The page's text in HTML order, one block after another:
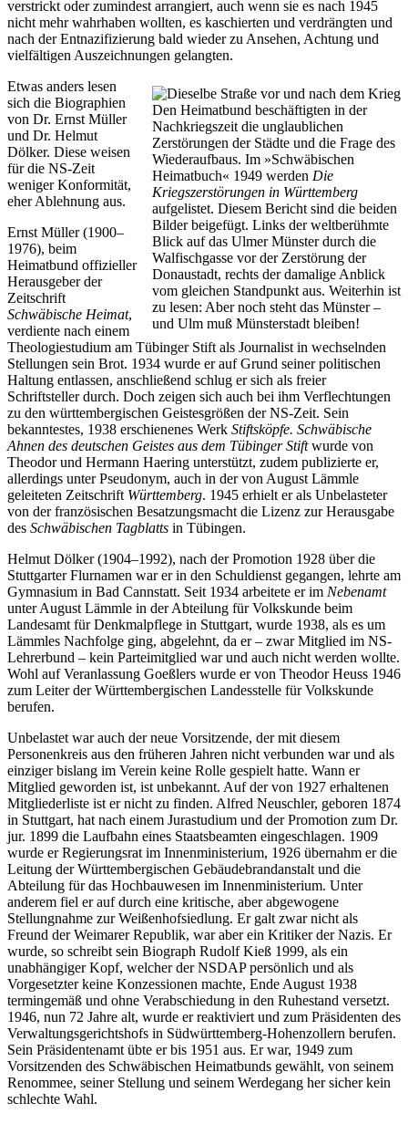
verstrickt oder zumindest arrangiert, auch wenn sie es nach 1945
nicht mehr wahrhaben wollten, es kaschierten und verdrängten und
nach der Entnazifizierung bald wieder zu Ansehen, Achtung und
vielfältigen Auszeichnungen gelangten.
Den Heimatbund beschäftigten in der
Nachkriegszeit die unglaublichen
Zerstörungen der Städte und die Frage des
Wiederaufbaus. Im »Schwäbischen
Heimatbuch« 1949 werden Die
Kriegszerstörungen in Württemberg
aufgelistet. Diesem Bericht sind die beiden
Bilder beigefügt. Links der weltberühmte
Blick auf das Ulmer Münster durch die
Walfischgasse vor der Zerstörung der
Donaustadt, rechts der damalige Anblick
vom gleichen Standpunkt aus. Weiterhin ist
zu lesen: Aber noch steht das Münster –
und Ulm muß Münsterstadt bleiben!
Etwas anders lesen
sich die Biographien
von Dr. Ernst Müller
und Dr. Helmut
Dölker. Diese weisen
für die NS-Zeit
weniger Konformität,
eher Ablehnung aus.
Ernst Müller (1900–
1976), beim
Heimatbund offizieller
Herausgeber der
Zeitschrift
Schwäbische Heimat,
verdiente nach einem
Theologiestudium am Tübinger Stift als Journalist in wechselnden
Stellungen sein Brot. 1934 wurde er auf Grund seiner politischen
Haltung entlassen, anschließend schlug er sich als freier
Schriftsteller durch. Doch zeigen sich auch bei ihm Verflechtungen
zu den württembergischen Geistesgrößen der NS-Zeit. Sein
bekanntestes, 1938 erschienenes Werk Stiftsköpfe. Schwäbische
Ahnen des deutschen Geistes aus dem Tübinger Stiftwurde von
Theodor und Hermann Haering unterstützt, zudem publizierte er,
allerdings unter Pseudonym, auch in der von August Lämmle
geleiteten Zeitschrift Württemberg. 1945 erhielt er als Unbelasteter
von der französischen Besatzungsmacht die Lizenz zur Herausgabe
des Schwäbischen Tagblatts in Tübingen.
Helmut Dölker (1904–1992), nach der Promotion 1928 über die
Stuttgarter Flurnamen war er in den Schuldienst gegangen, lehrte am
Gymnasium in Bad Cannstatt. Seit 1934 arbeitete er im Nebenamt
unter August Lämmle in der Abteilung für Volkskunde beim
Landesamt für Denkmalpflege in Stuttgart, wurde 1938, als es um
Lämmles Nachfolge ging, abgelehnt, da er – zwar Mitglied im NS-
Lehrerbund – kein Parteimitglied war und auch nicht werden wollte.
Wohl auf Veranlassung Goeßlers wurde er von Theodor Heuss 1946
zum Leiter der Württembergischen Landesstelle für Volkskunde
berufen.
Unbelastet war auch der neue Vorsitzende, der mit diesem
Personenkreis aus den früheren Jahren nicht verbunden war und als
einziger bislang im Verein keine Rolle gespielt hatte. Wann er
Mitglied geworden ist, ist unbekannt. Auf der von 1927 erhaltenen
Mitgliederliste ist er nicht zu finden. Alfred Neuschler, geboren 1874
in Stuttgart, hat nach einem Jurastudium und der Promotion zum Dr.
jur. 1899 die Laufbahn eines Staatsbeamten eingeschlagen. 1909
wurde er Regierungsrat im Innenministerium, 1926 übernahm er die
Leitung der Württembergischen Gebäudebrandanstalt und die
Abteilung für das Hochbauwesen im Innenministerium. Unter
anderem fiel er auf durch eine kritische, aber abgewogene
Stellungnahme zur Weißenhofsiedlung. Er galt zwar nicht als
Freund der Weimarer Republik, war aber ein Kritiker der Nazis. Er
wurde, so schreibt sein Biograph Rudolf Kieß 1999, als ein
unabhängiger Kopf, welcher der NSDAP persönlich und als
Vorgesetzter keine Konzessionen machte, Ende August 1938
termingemäß und ohne Verabschiedung in den Ruhestand versetzt.
1946, nun 72 Jahre alt, wurde er reaktiviert und zum Präsidenten des
Verwaltungsgerichtshofs in Südwürttemberg-Hohenzollern berufen.
Sein Präsidentenamt übte er bis 1951 aus. Er war, 1949 zum
Vorsitzenden des Schwäbischen Heimatbunds gewählt, von seinem
Renommee, seiner Stellung und seinem Werdegang her sicher kein
schlechte Wahl.